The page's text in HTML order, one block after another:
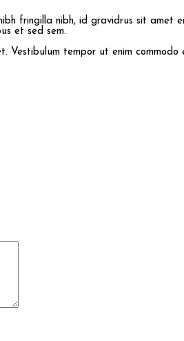
fringilla nibh, id gravidrus sit amet
et sed sem.
Vestibulum tempor ut enim commodo